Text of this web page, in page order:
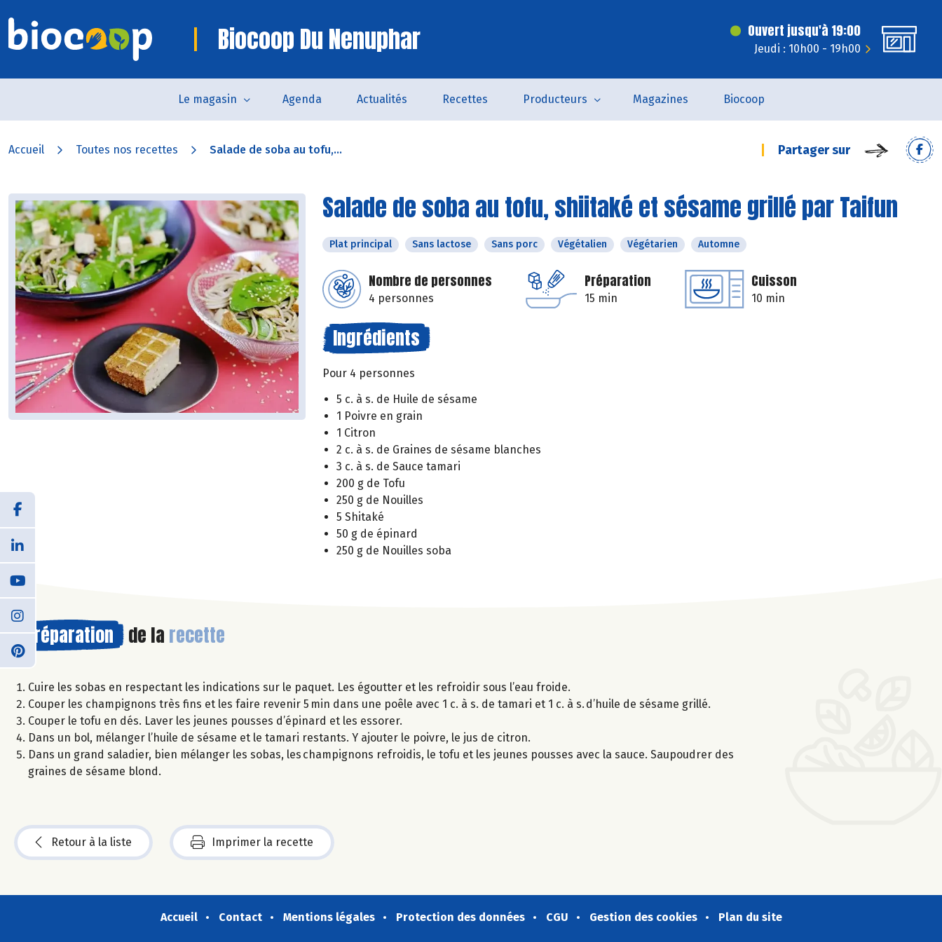
Biocoop Du Nenuphar Ouvert jusqu'à 19:00
Jeudi : 10h00 - 19h00
Le magasin Agenda Actualités Recettes Producteurs Magazines Biocoop
Accueil Toutes nos recettes Salade de soba au tofu,... Partager sur
Salade de soba au tofu, shiitaké et sésame grillé par Taifun
Plat principal Sans lactose Sans porc Végétalien Végétarien Automne
Nombre de personnes
4 personnes
Préparation
15 min
Cuisson
10 min
Ingrédients
Pour 4 personnes
5 c. à s. de Huile de sésame
1 Poivre en grain
1 Citron
2 c. à s. de Graines de sésame blanches
3 c. à s. de Sauce tamari
200 g de Tofu
250 g de Nouilles
5 Shitaké
50 g de épinard
250 g de Nouilles soba
Préparation de la recette
Cuire les sobas en respectant les indications sur le paquet. Les égoutter et les refroidir sous l’eau froide.
Couper les champignons très fins et les faire revenir 5 min dans une poêle avec 1 c. à s. de tamari et 1 c. à s. d’huile de sésame grillé.
Couper le tofu en dés. Laver les jeunes pousses d’épinard et les essorer.
Dans un bol, mélanger l’huile de sésame et le tamari restants. Y ajouter le poivre, le jus de citron.
Dans un grand saladier, bien mélanger les sobas, les champignons refroidis, le tofu et les jeunes pousses avec la sauce. Saupoudrer des
graines de sésame blond.
Retour à la liste Imprimer la recette
Accueil Contact Mentions légales Protection des données CGU Gestion des cookies Plan du site